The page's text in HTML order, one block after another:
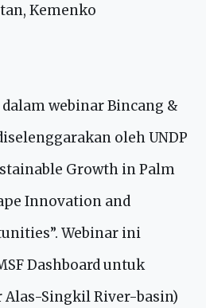
Kemenko
webinar Bincang &
oleh UNDP
Growth in Palm
Innovation and
Webinar ini
Dashboard untuk
Alas-Singkil River-basin)